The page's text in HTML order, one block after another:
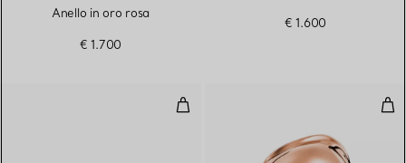
Anello in oro rosa
€ 1.700
€ 1.600
Anello a due giri in oro giallo e